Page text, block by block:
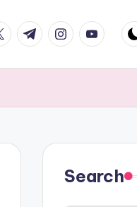
t.me instagram.com
Search